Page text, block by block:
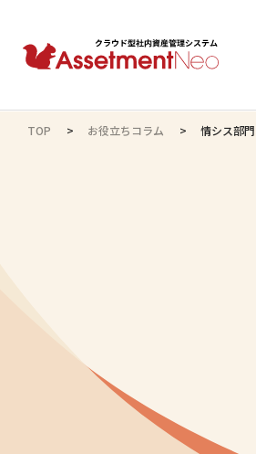
TOP お役立ちコラム 情シス部門